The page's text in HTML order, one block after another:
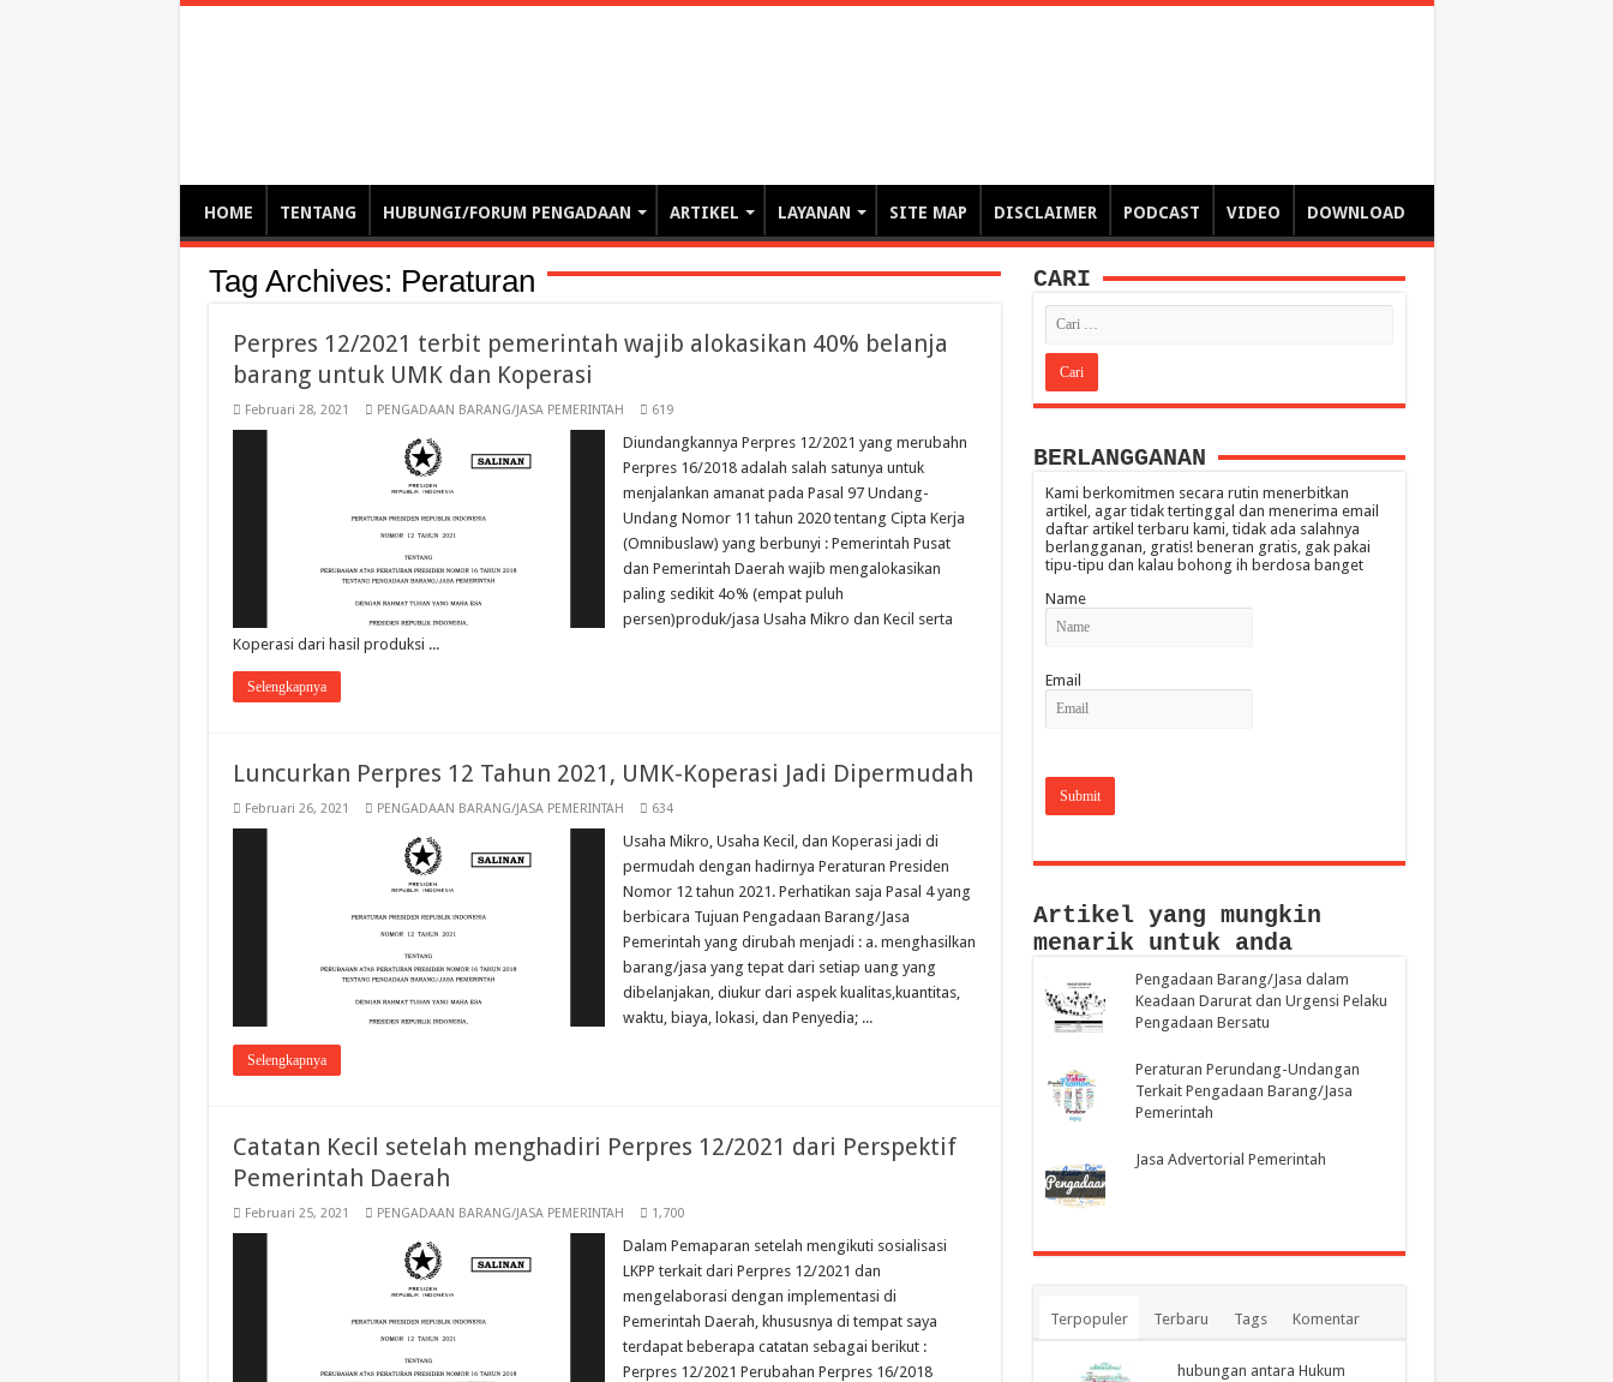
HOME TENTANG HUBUNGI/FORUM PENGADAAN ARTIKEL LAYANAN SITE MAP DISCLAIMER PODCAST VIDEO DOWNLOAD
Tag Archives: Peraturan
Perpres 12/2021 terbit pemerintah wajib alokasikan 40% belanja
barang untuk UMK dan Koperasi
Februari 28, 2021 PENGADAAN BARANG/JASA PEMERINTAH 619
Diundangkannya Perpres 12/2021 yang merubahn
Perpres 16/2018 adalah salah satunya untuk
menjalankan amanat pada Pasal 97 Undang-
Undang Nomor 11 tahun 2020 tentang Cipta Kerja
(Omnibuslaw) yang berbunyi : Pemerintah Pusat
dan Pemerintah Daerah wajib mengalokasikan
paling sedikit 4o% (empat puluh
persen)produk/jasa Usaha Mikro dan Kecil serta
Koperasi dari hasil produksi ...
Selengkapnya
Luncurkan Perpres 12 Tahun 2021, UMK-Koperasi Jadi Dipermudah
Februari 26, 2021 PENGADAAN BARANG/JASA PEMERINTAH 634
Usaha Mikro, Usaha Kecil, dan Koperasi jadi di
permudah dengan hadirnya Peraturan Presiden
Nomor 12 tahun 2021. Perhatikan saja Pasal 4 yang
berbicara Tujuan Pengadaan Barang/Jasa
Pemerintah yang dirubah menjadi : a. menghasilkan
barang/jasa yang tepat dari setiap uang yang
dibelanjakan, diukur dari aspek kualitas,kuantitas,
waktu, biaya, lokasi, dan Penyedia; ...
Selengkapnya
Catatan Kecil setelah menghadiri Perpres 12/2021 dari Perspektif
Pemerintah Daerah
Februari 25, 2021 PENGADAAN BARANG/JASA PEMERINTAH 1,700
Dalam Pemaparan setelah mengikuti sosialisasi
LKPP terkait dari Perpres 12/2021 dan
mengelaborasi dengan implementasi di
Pemerintah Daerah, khususnya di tempat saya
terdapat beberapa catatan sebagai berikut :
Perpres 12/2021 Perubahan Perpres 16/2018
CARI
BERLANGGANAN
Kami berkomitmen secara rutin menerbitkan
artikel, agar tidak tertinggal dan menerima email
daftar artikel terbaru kami, tidak ada salahnya
berlangganan, gratis! beneran gratis, gak pakai
tipu-tipu dan kalau bohong ih berdosa banget
Name
Email
Artikel yang mungkin
menarik untuk anda
Pengadaan Barang/Jasa dalam
Keadaan Darurat dan Urgensi Pelaku
Pengadaan Bersatu
Peraturan Perundang-Undangan
Terkait Pengadaan Barang/Jasa
Pemerintah
Jasa Advertorial Pemerintah
Terpopuler Terbaru Tags Komentar
hubungan antara Hukum